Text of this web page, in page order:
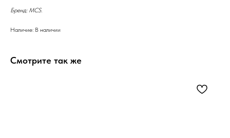
Бренд: MCS.
Наличие: В наличии
Смотрите так же